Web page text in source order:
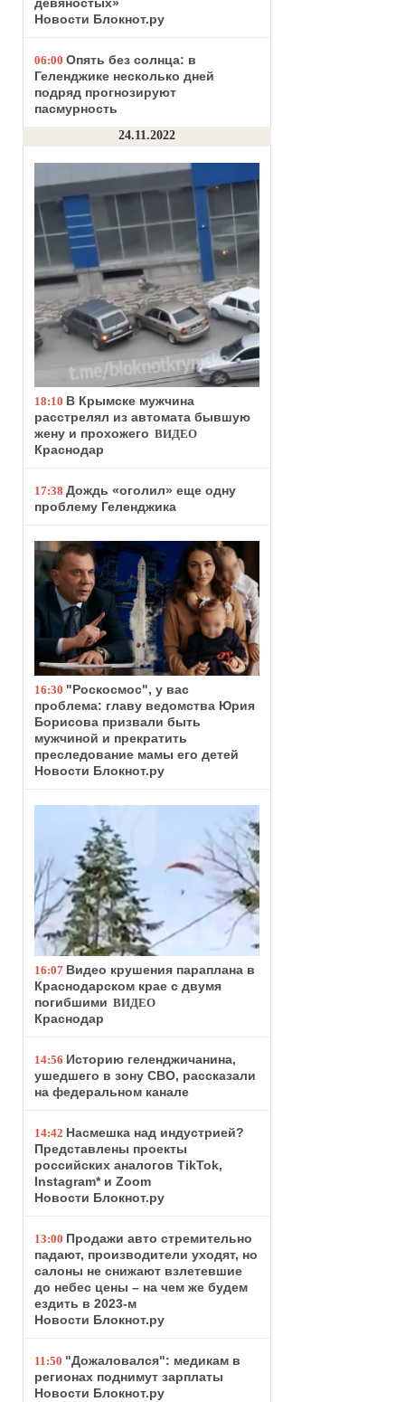
Новости Блокнот.ру
06:00 Опять без солнца: в
Геленджике несколько дней
подряд прогнозируют
пасмурность
24.11.2022
18:10 В Крымске мужчина
расстрелял из автомата бывшую
жену и прохожего ВИДЕО
Краснодар
17:38 Дождь «оголил» еще одну
проблему Геленджика
16:30 "Роскосмос", у вас
проблема: главу ведомства Юрия
Борисова призвали быть
мужчиной и прекратить
преследование мамы его детей
Новости Блокнот.ру
16:07 Видео крушения параплана в
Краснодарском крае с двумя
погибшими ВИДЕО
Краснодар
14:56 Историю геленджичанина,
ушедшего в зону СВО, рассказали
на федеральном канале
14:42 Насмешка над индустрией?
Представлены проекты
российских аналогов TikTok,
Instagram* и Zoom
Новости Блокнот.ру
13:00 Продажи авто стремительно
падают, производители уходят, но
салоны не снижают взлетевшие
до небес цены – на чем же будем
ездить в 2023-м
Новости Блокнот.ру
11:50 "Дожаловался": медикам в
регионах поднимут зарплаты
Новости Блокнот.ру